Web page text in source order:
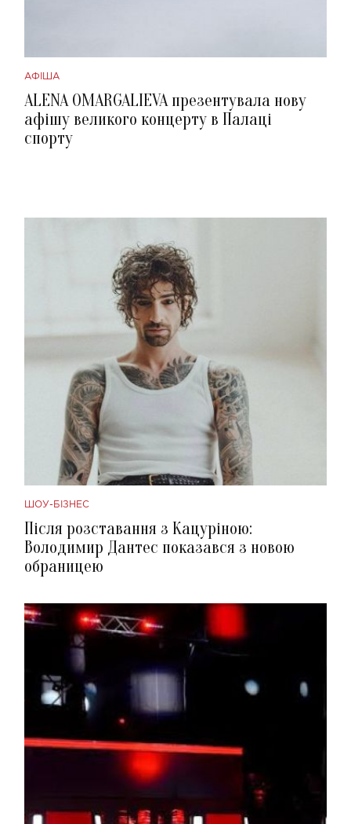
АФІША
ALENA OMARGALIEVA презентувала нову
афішу великого концерту в Палаці
спорту
ШОУ-БІЗНЕС
Після розставання з Кацуріною:
Володимир Дантес показався з новою
обраницею